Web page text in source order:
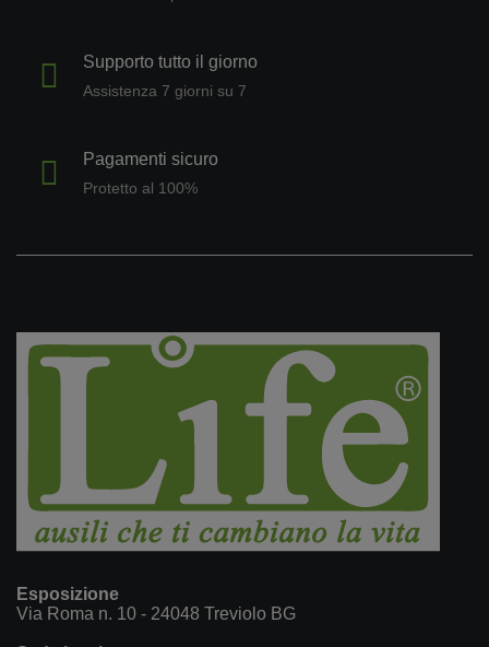
Supporto tutto il giorno
Assistenza 7 giorni su 7
Pagamenti sicuro
Protetto al 100%
Esposizione
Via Roma n. 10 - 24048 Treviolo BG